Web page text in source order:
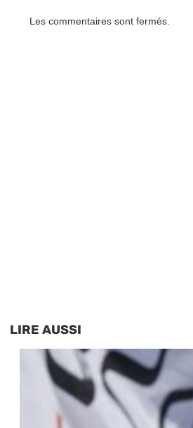
Les commentaires sont fermés.
LIRE AUSSI